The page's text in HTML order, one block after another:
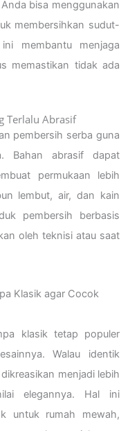
bisa menggunakan
membersihkan sudut-
membantu menjaga
memastikan tidak ada
Terlalu Abrasif
pembersih serba guna
Bahan abrasif dapat
permukaan lebih
lembut, air, dan kain
pembersih berbasis
oleh teknisi atau saat
Klasik agar Cocok
klasik tetap populer
Walau identik
menjadi lebih
elegannya. Hal ini
untuk rumah mewah,